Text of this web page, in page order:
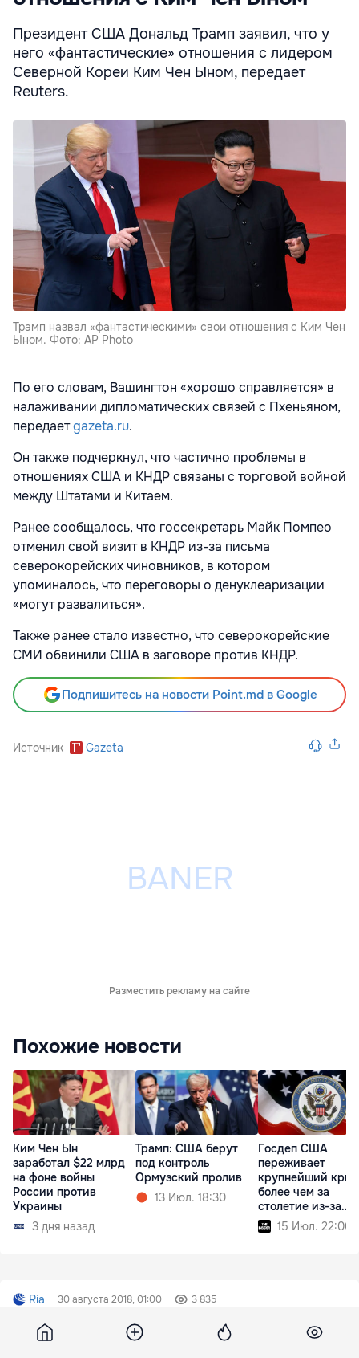
Президент США Дональд Трамп заявил, что у
него «фантастические» отношения с лидером
Северной Кореи Ким Чен Ыном, передает
Reuters.
Трамп назвал «фантастическими» свои отношения с Ким Чен
Ыном. Фото: AP Photo
По его словам, Вашингтон «хорошо справляется» в
налаживании дипломатических связей с Пхеньяном,
передаетgazeta.ru.
Он также подчеркнул, что частично проблемы в
отношениях США и КНДР связаны с торговой войной
между Штатами и Китаем.
Ранее сообщалось, что госсекретарь Майк Помпео
отменил свой визит в КНДР из-за письма
северокорейских чиновников, в котором
упоминалось, что переговоры о денуклеаризации
«могут развалиться».
Также ранее стало известно, что северокорейские
СМИ обвинили США в заговоре против КНДР.
Подпишитесь на новости Point.md в Google
Источник Gazeta
Разместить рекламу на сайте
Похожие новости
Ким Чен Ын
заработал $22 млрд
на фоне войны
России против
Украины
3 дня назад
Трамп: США берут
под контроль
Ормузский пролив
13 Июл. 18:30
Госдеп США
переживает
крупнейший
более чем за
столетие из-за
реформ Трампа
15 Июл. 22:00
Ria 30 августа 2018, 01:00 3 835
Главу словацких "Ночных